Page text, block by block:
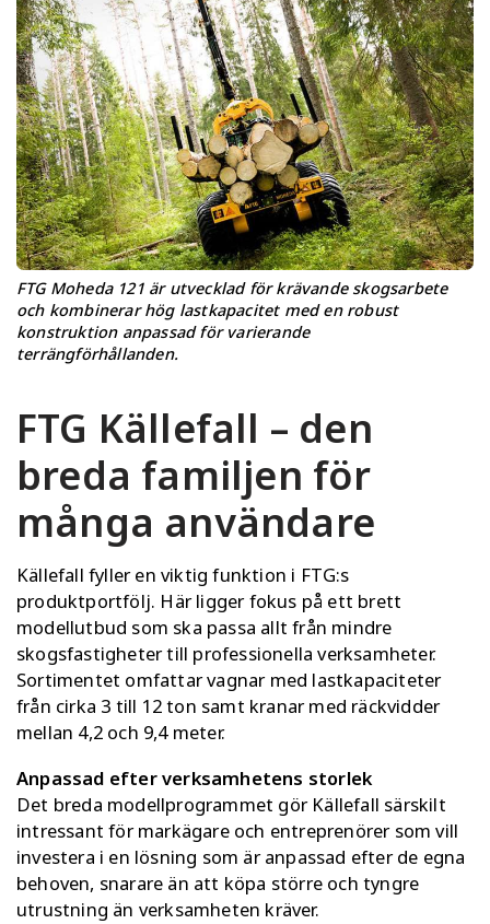
FTG Moheda 121 är utvecklad för krävande skogsarbete
och kombinerar hög lastkapacitet med en robust
konstruktion anpassad för varierande
terrängförhållanden.
FTG Källefall – den
breda familjen för
många användare
Källefall fyller en viktig funktion i FTG:s
produktportfölj. Här ligger fokus på ett brett
modellutbud som ska passa allt från mindre
skogsfastigheter till professionella verksamheter.
Sortimentet omfattar vagnar med lastkapaciteter
från cirka 3 till 12 ton samt kranar med räckvidder
mellan 4,2 och 9,4 meter.
Anpassad efter verksamhetens storlek
Det breda modellprogrammet gör Källefall särskilt
intressant för markägare och entreprenörer som vill
investera i en lösning som är anpassad efter de egna
behoven, snarare än att köpa större och tyngre
utrustning än verksamheten kräver.